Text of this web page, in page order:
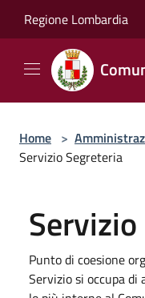
Regione Lombardia
Home >
Servizio Segreteria
Punto di coesione
Servizio si occupa